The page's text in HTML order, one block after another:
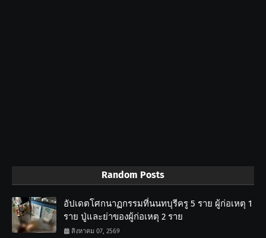
Random Posts
อัปเดตโศกนาฏกรรมที่นนทบุรีครู 5 ราย ผู้ก่อเหตุ 1
ราย ปู่และย่าของผู้ก่อเหตุ 2 ราย
สิงหาคม 07, 2569